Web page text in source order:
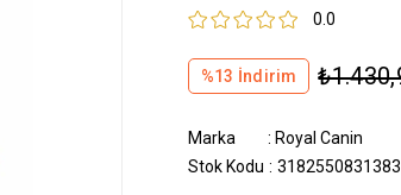
0.0
%13 İndirim
Marka : Royal Canin
Stok Kodu
3182550831383